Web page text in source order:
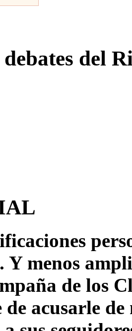
debates del
Y menos
de los
acusarle